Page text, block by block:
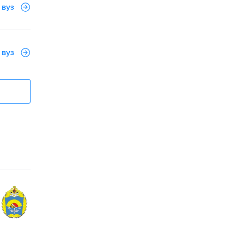
вуз
вуз